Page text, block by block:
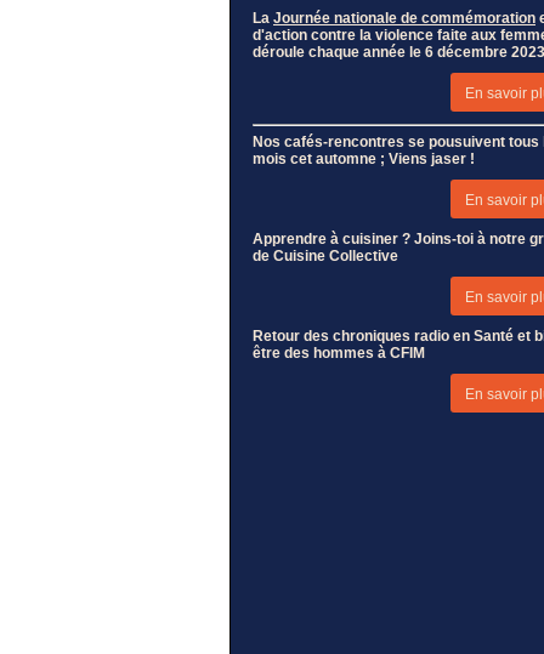
La Journée nationale de commémoration
d'action contre la violence faite aux
déroule chaque année le 6 décembre 2023
En savoir
Nos cafés-rencontres se pousuivent tous
mois cet automne ; Viens jaser !
En savoir
Apprendre à cuisiner ? Joins-toi à notre
de Cuisine Collective
En savoir
Retour des chroniques radio en Santé et
être des hommes à CFIM
En savoir